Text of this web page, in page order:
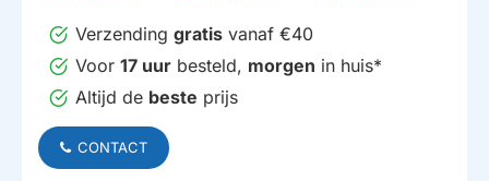
Verzending gratis vanaf €40
Voor 17 uur besteld, morgen in huis*
Altijd de beste prijs
CONTACT